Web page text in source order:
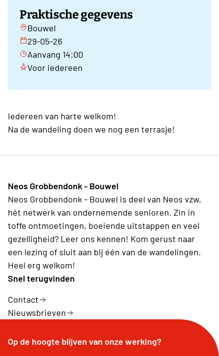
Praktische gegevens
Bouwel
29-05-26
Aanvang 14:00
Voor iedereen
Iedereen van harte welkom!
Na de wandeling doen we nog een terrasje!
Neos Grobbendonk - Bouwel
Neos Grobbendonk - Bouwel is deel van Neos vzw,
hét netwerk van ondernemende senioren. Zin in
toffe ontmoetingen, boeiende uitstappen en veel
gezelligheid? Leer ons kennen! Kom gerust naar
een lezing of sluit aan bij één van de wandelingen.
Heel erg welkom!
Snel terugvinden
Contact
Nieuwsbrieven
Op de hoogte blijven van onze werking?